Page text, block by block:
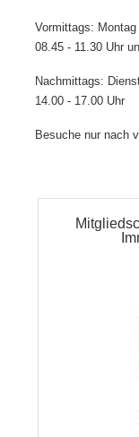
Vormittags:
08.45 - 11.30 Uhr
Nachmittags:
14.00 - 17.00 Uhr
Besuche nur nach